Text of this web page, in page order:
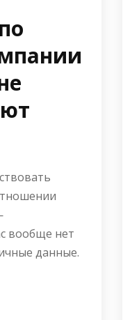
вообще нет
данные.